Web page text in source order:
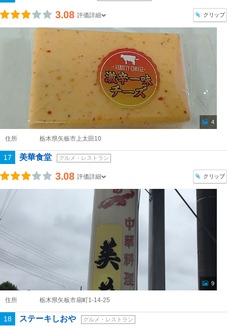
3.08 評価詳細 クリップ
4
住所 栃木県矢板市上太田10
17 美華食堂 グルメ・レストラン
3.08 評価詳細 クリップ
9
住所 栃木県矢板市扇町1-14-25
18 ステーキしおや グルメ・レストラン